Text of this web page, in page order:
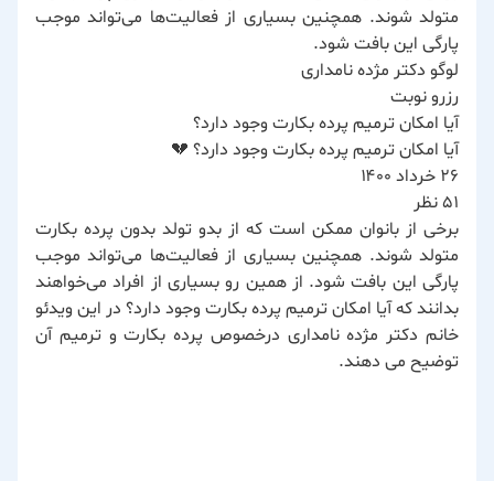
متولد شوند. همچنین بسیاری از فعالیت‌ها می‌تواند موجب
پارگی این بافت شود.
لوگو دکتر مژده نامداری
رزرو نوبت
آیا امکان ترمیم پرده بکارت وجود دارد؟
آیا امکان ترمیم پرده بکارت وجود دارد؟ 💔
۲۶ خرداد ۱۴۰۰
51 نظر
برخی از بانوان ممکن است که از بدو تولد بدون پرده بکارت
متولد شوند. همچنین بسیاری از فعالیت‌ها می‌تواند موجب
پارگی این بافت شود. از همین رو بسیاری از افراد می‌خواهند
بدانند که آیا امکان ترمیم پرده بکارت وجود دارد؟ در این ویدئو
خانم دکتر مژده نامداری درخصوص پرده بکارت و ترمیم آن
توضیح می دهند.